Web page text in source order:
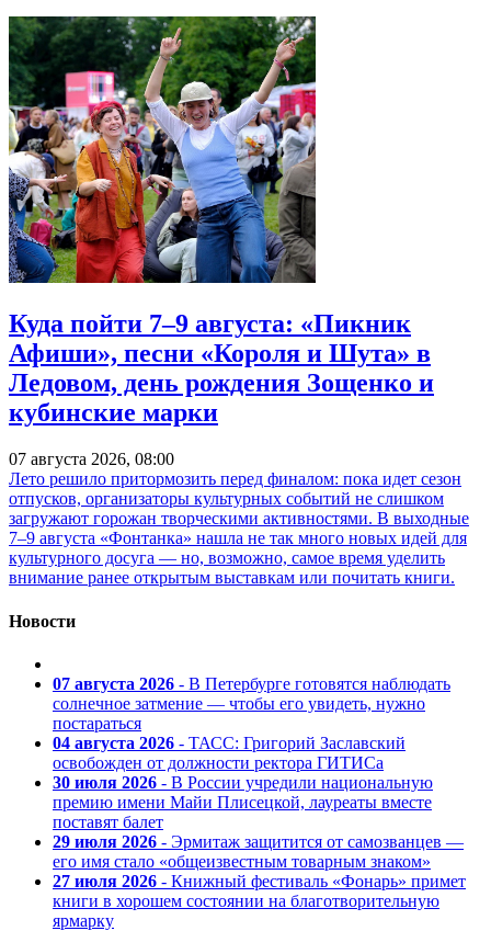
Куда пойти 7–9 августа: «Пикник
Афиши», песни «Короля и Шута» в
Ледовом, день рождения Зощенко и
кубинские марки
07 августа 2026, 08:00
Лето решило притормозить перед финалом: пока идет сезон
отпусков, организаторы культурных событий не слишком
загружают горожан творческими активностями. В выходные
7–9 августа «Фонтанка» нашла не так много новых идей для
культурного досуга — но, возможно, самое время уделить
внимание ранее открытым выставкам или почитать книги.
Новости
07 августа 2026 - В Петербурге готовятся наблюдать
солнечное затмение — чтобы его увидеть, нужно
постараться
04 августа 2026 - ТАСС: Григорий Заславский
освобожден от должности ректора ГИТИСа
30 июля 2026 - В России учредили национальную
премию имени Майи Плисецкой, лауреаты вместе
поставят балет
29 июля 2026 - Эрмитаж защитится от самозванцев —
его имя стало «общеизвестным товарным знаком»
27 июля 2026 - Книжный фестиваль «Фонарь» примет
книги в хорошем состоянии на благотворительную
ярмарку